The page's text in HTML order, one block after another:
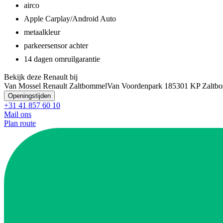
airco
Apple Carplay/Android Auto
metaalkleur
parkeersensor achter
14 dagen omruilgarantie
Bekijk deze Renault bij
Van Mossel Renault ZaltbommelVan Voordenpark 185301 KP
Openingstijden
+31 41 857 60 10
Mail ons
Plan route